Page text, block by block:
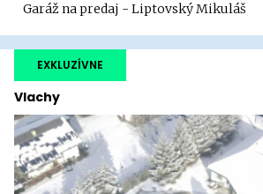
Garáž na predaj - Liptovský Mikuláš
Vlachy
EXKLUZÍVNE